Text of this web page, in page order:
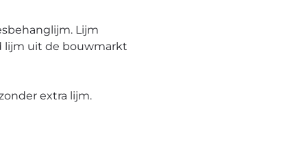
Lijm
lijm uit de bouwmarkt
extra lijm.